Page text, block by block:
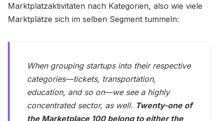
Marktplatzaktivitäten nach Kategorien, also wie viele
Marktplätze sich im selben Segment tummeln:
When grouping startups into their respective
categories—tickets, transportation,
education, and so on—we see a highly
concentrated sector, as well. Twenty-one of
the Marketplace 100 belong to either the